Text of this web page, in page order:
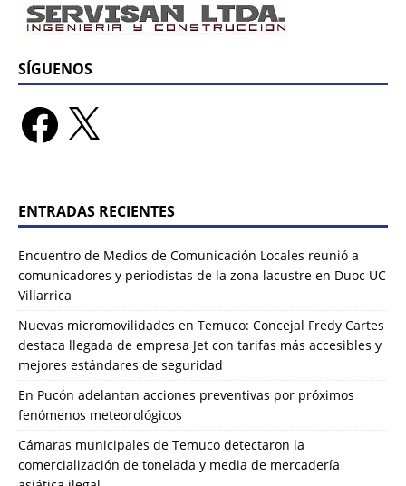
SÍGUENOS
ENTRADAS RECIENTES
Encuentro de Medios de Comunicación Locales reunió a
comunicadores y periodistas de la zona lacustre en Duoc UC
Villarrica
Nuevas micromovilidades en Temuco: Concejal Fredy Cartes
destaca llegada de empresa Jet con tarifas más accesibles y
mejores estándares de seguridad
En Pucón adelantan acciones preventivas por próximos
fenómenos meteorológicos
Cámaras municipales de Temuco detectaron la
comercialización de tonelada y media de mercadería